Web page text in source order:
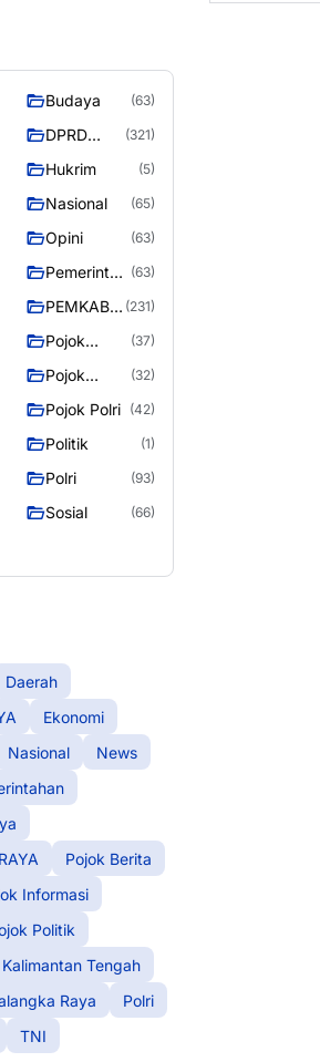
Budaya (63)
DPRD
RAYA
(321)
Hukrim (5)
Nasional (65)
Opini (63)
Pemerintah (63)
PEMKAB
RAYA
(231)
Pojok
(37)
Pojok
(32)
Pojok Polri (42)
Politik (1)
Polri (93)
Sosial (66)
Daerah
Ekonomi
Nasional
News
Pojok Berita
Informasi
Politik
Tengah
Raya
Polri
TNI